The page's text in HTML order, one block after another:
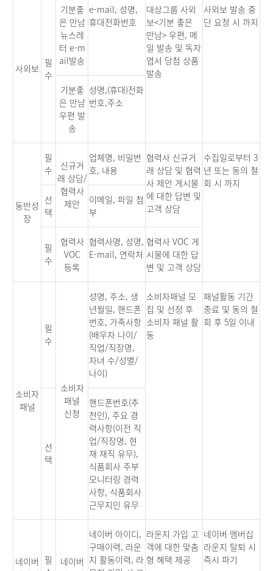
사외보 필
수
기분좋
은 만남
뉴스레
터 e-m
ail발송
e-mail, 성명,
휴대전화번호
대상그룹 사외
보<기분 좋은
만남> 우편, 메
일 발송 및 독자
엽서 당첨 상품
발송
사외보 발송 중
단 요청 시 까지
기분좋
은 만남
우편 발
송
성명,(휴대)전화
번호,주소
동반성
장
필
수
신규거
래 상담/
협력사
제안
업체명, 비밀번
호, 내용
협력사 신규거
래 상담 및 협력
사 제안 게시물
에 대한 답변 및
고객 상담
수집일로부터 3
년 또는 동의 철
회 시 까지
선
택
이메일, 파일 첨
부
필
수
협력사
VOC
등록
협력사명, 성명,
E-mail, 연락처
협력사 VOC 게
시물에 대한 답
변 및 고객 상담
소비자
패널
필
수
소비자
패널
신청
성명, 주소, 생
년월일, 핸드폰
번호, 가족사항
(배우자 나이/
직업/직장명,
자녀 수/성별/
나이)
소비자패널 모
집 및 선정 후
소비자 패널 활
동
패널활동 기간
종료 및 동의 철
회 후 5일 이내
선
택
핸드폰번호(추
천인), 주요 경
력사항(이전 직
업/직장명, 현
재 재직 유무),
식품회사 주부
모니터링 경력
사항, 식품회사
근무지인 유무
네이버 필
네이버
네이버 아이디,
구매이력, 라운
지 활동이력, 라
라운지 가입 고
객에 대한 맞춤
형 혜택 제공
네이버 멤버십
라운지 탈퇴 시
즉시 파기